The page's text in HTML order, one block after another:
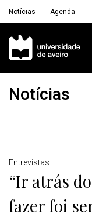
Notícias Agenda
Navegação
Notícias
Detalhes
Entrevistas
“Ir atrás
fazer foi